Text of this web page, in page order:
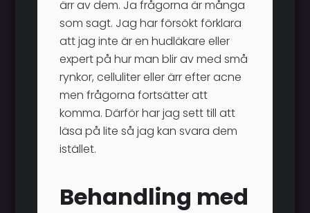
ärr av dem. Ja frågorna är många
som sagt. Jag har försökt förklara
att jag inte är en hudläkare eller
expert på hur man blir av med små
rynkor, celluliter eller ärr efter acne
men frågorna fortsätter att
komma. Därför har jag sett till att
läsa på lite så jag kan svara dem
istället.
Behandling med